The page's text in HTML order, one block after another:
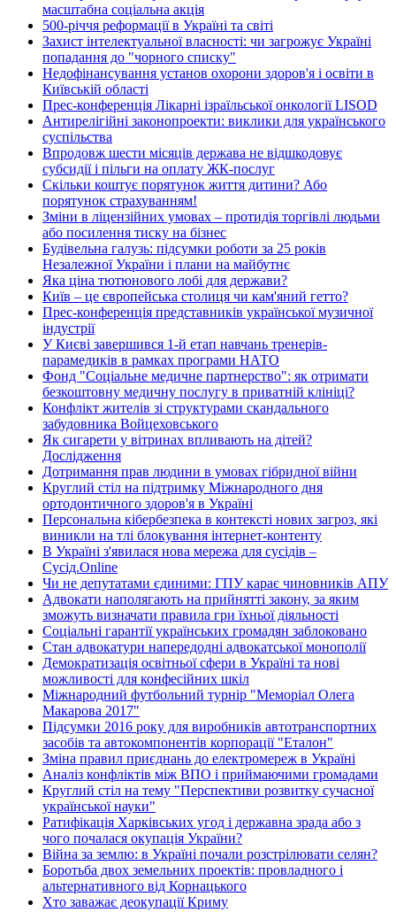
масштабна соціальна акція
500-річчя реформації в Україні та світі
Захист інтелектуальної власності: чи загрожує Україні
попадання до "чорного списку"
Недофінансування установ охорони здоров'я і освіти в
Київській області
Прес-конференція Лікарні ізраїльської онкології LISOD
Антирелігійні законопроекти: виклики для українського
суспільства
Впродовж шести місяців держава не відшкодовує
субсидії і пільги на оплату ЖК-послуг
Скільки коштує порятунок життя дитини? Або
порятунок страхуванням!
Зміни в ліцензійних умовах – протидія торгівлі людьми
або посилення тиску на бізнес
Будівельна галузь: підсумки роботи за 25 років
Незалежної України і плани на майбутнє
Яка ціна тютюнового лобі для держави?
Київ – це європейська столиця чи кам'яний гетто?
Прес-конференція представників української музичної
індустрії
У Києві завершився 1-й етап навчань тренерів-
парамедиків в рамках програми НАТО
Фонд "Соціальне медичне партнерство": як отримати
безкоштовну медичну послугу в приватній клініці?
Конфлікт жителів зі структурами скандального
забудовника Войцеховського
Як сигарети у вітринах впливають на дітей?
Дослідження
Дотримання прав людини в умовах гібридної війни
Круглий стіл на підтримку Міжнародного дня
ортодонтичного здоров'я в Україні
Персональна кібербезпека в контексті нових загроз, які
виникли на тлі блокування інтернет-контенту
В Україні з'явилася нова мережа для сусідів –
Сусід.Online
Чи не депутатами єдиними: ГПУ карає чиновників АПУ
Адвокати наполягають на прийнятті закону, за яким
зможуть визначати правила гри їхньої діяльності
Соціальні гарантії українських громадян заблоковано
Стан адвокатури напередодні адвокатської монополії
Демократизація освітньої сфери в Україні та нові
можливості для конфесійних шкіл
Міжнародний футбольний турнір "Меморіал Олега
Макарова 2017"
Підсумки 2016 року для виробників автотранспортних
засобів та автокомпонентів корпорації "Еталон"
Зміна правил приєднань до електромереж в Україні
Аналіз конфліктів між ВПО і приймаючими громадами
Круглий стіл на тему "Перспективи розвитку сучасної
української науки"
Ратифікація Харківських угод і державна зрада або з
чого почалася окупація України?
Війна за землю: в Україні почали розстрілювати селян?
Боротьба двох земельних проектів: провладного і
альтернативного від Корнацького
Хто заважає деокупації Криму